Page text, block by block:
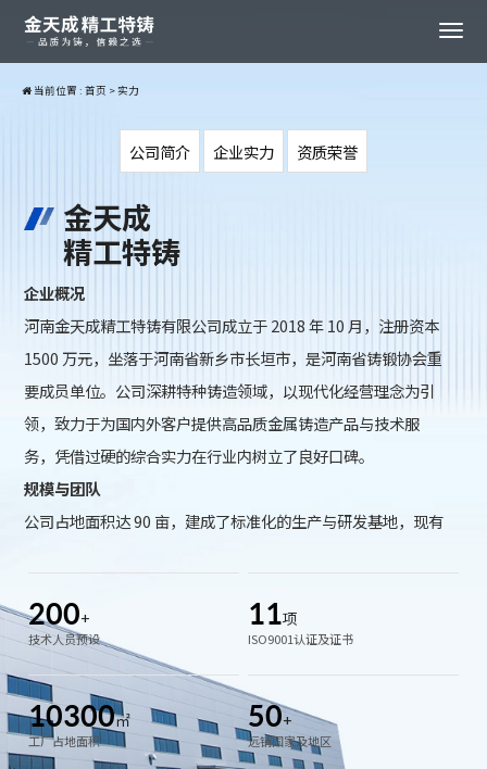
当前位置 : 首页 >实力
公司简介 企业实力 资质荣誉
金天成
精工特铸
企业概况
河南金天成精工特铸有限公司成立于 2018 年 10 月，注册资本
1500 万元，坐落于河南省新乡市长垣市，是河南省铸锻协会重
要成员单位。公司深耕特种铸造领域，以现代化经营理念为引
领，致力于为国内外客户提供高品质金属铸造产品与技术服
务，凭借过硬的综合实力在行业内树立了良好口碑。
规模与团队
公司占地面积达 90 亩，建成了标准化的生产与研发基地，现有
人员 30 人，为产品研发、技术创新提供核心支撑；一线员工
150 人，凭借娴熟的操作技能保障生产效率与产品质量。
产能与产品
公司年产能力可达 15000 吨，年产值 10000 万元，2024 年度
实现销售收入 6568 万元，经营业绩稳步增长。核心产品包括离
200+
技术人员预设
11项
ISO9001认证及证书
10300㎡
工厂占地面积
50+
远销国家及地区